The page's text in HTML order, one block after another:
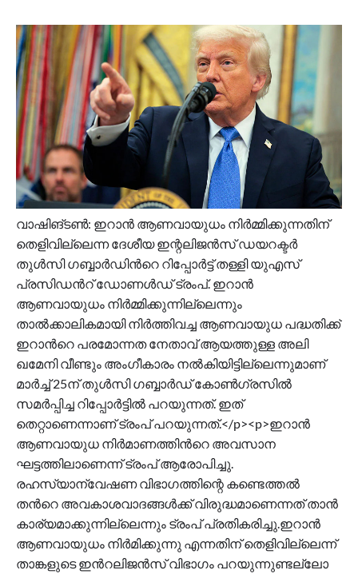
വാഷിങ്ടണ്‍: ഇറാൻ ആണവായുധം നിർമ്മിക്കുന്നതിന്
തെളിവില്ലെന്ന ദേശീയ ഇന്റലിജൻസ് ഡയറക്ടർ
തുൾസി ഗബ്ബാർഡിന്‍റെ റിപ്പോർട്ട് തള്ളി യുഎസ്
പ്രസിഡന്‍റ് ഡോണൾഡ് ട്രംപ്. ഇറാൻ
ആണവായുധം നിർമ്മിക്കുന്നില്ലെന്നും
താൽക്കാലികമായി നിർത്തിവച്ച ആണവായുധ പദ്ധതിക്ക്
ഇറാന്‍റെ പരമോന്നത നേതാവ് ആയത്തുള്ള അലി
ഖമേനി വീണ്ടും അംഗീകാരം നൽകിയിട്ടില്ലെന്നുമാണ്
മാർച്ച് 25ന് തുൾസി ഗബ്ബാർഡ് കോണ്‍ഗ്രസിൽ
സമർപ്പിച്ച റിപ്പോർട്ടിൽ പറയുന്നത്. ഇത്
തെറ്റാണെന്നാണ് ട്രംപ് പറയുന്നത്.</p><p>ഇറാൻ
ആണവായുധ നിർമാണത്തിന്‍റെ അവസാന
ഘട്ടത്തിലാണെന്ന് ട്രംപ് ആരോപിച്ചു.
രഹസ്യാന്വേഷണ വിഭാഗത്തിന്റെ കണ്ടെത്തൽ
തന്‍റെ അവകാശവാദങ്ങൾക്ക് വിരുദ്ധമാണെന്നത് താൻ
കാര്യമാക്കുന്നില്ലെന്നും ട്രംപ് പ്രതികരിച്ചു.ഇറാൻ
ആണവായുധം നിർമിക്കുന്നു എന്നതിന് തെളിവില്ലെന്ന്
താങ്കളുടെ ഇന്‍റലിജൻസ് വിഭാഗം പറയുന്നുണ്ടല്ലോ